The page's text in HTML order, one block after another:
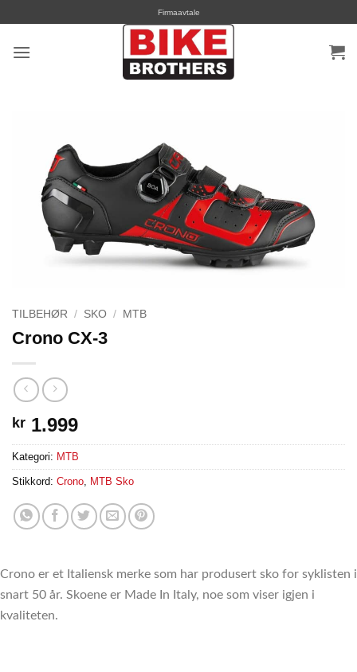
content
Firmaavtale
TILBEHØR / SKO / MTB
Crono CX-3
kr 1.999
Kategori: MTB
Stikkord: Crono MTB Sko
Crono er et Italiensk merke som har produsert sko for syklisten i
snart 50 år. Skoene er Made In Italy, noe som viser igjen i
kvaliteten.